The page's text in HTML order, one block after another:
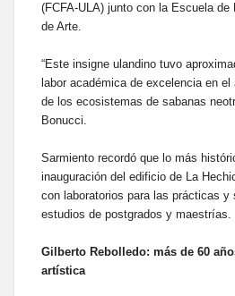
(FCFA-ULA) junto con la Escuela de
de Arte.
“Este insigne ulandino tuvo
labor académica de excelencia en
de los ecosistemas de sabanas
Bonucci.
Sarmiento recordó que lo más
inauguración del edificio de La
con laboratorios para las prácticas y
estudios de postgrados y maestrías.
Gilberto Rebolledo: más de 60
artística